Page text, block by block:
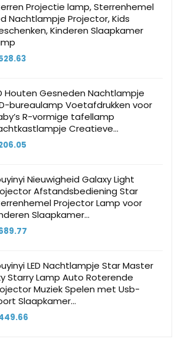
Projectie lamp, Sterrenhemel
Nachtlampje Projector, Kids
Kinderen Slaapkamer
Houten Gesneden Nachtlampje
bureaulamp Voetafdrukken voor
R-vormige tafellamp
Creatieve…
Nieuwigheid Galaxy Light
Afstandsbediening Star
Projector Lamp voor
Slaapkamer…
LED Nachtlampje Star Master
Starry Lamp Auto Roterende
Muziek Spelen met Usb-
Slaapkamer…